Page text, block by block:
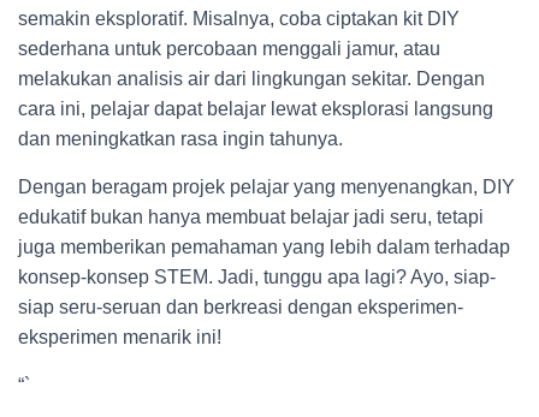
semakin eksploratif. Misalnya, coba ciptakan kit DIY
sederhana untuk percobaan menggali jamur, atau
melakukan analisis air dari lingkungan sekitar. Dengan
cara ini, pelajar dapat belajar lewat eksplorasi langsung
dan meningkatkan rasa ingin tahunya.
Dengan beragam projek pelajar yang menyenangkan, DIY
edukatif bukan hanya membuat belajar jadi seru, tetapi
juga memberikan pemahaman yang lebih dalam terhadap
konsep-konsep STEM. Jadi, tunggu apa lagi? Ayo, siap-
siap seru-seruan dan berkreasi dengan eksperimen-
eksperimen menarik ini!
“`